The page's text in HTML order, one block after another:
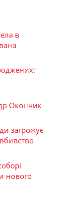
в
Окончик
загрожує
нового